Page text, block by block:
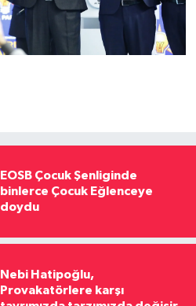
EOSB Çocuk Şenliginde
binlerce Çocuk Eğlenceye
doydu
Nebi Hatipoğlu,
Provakatörlere karşı